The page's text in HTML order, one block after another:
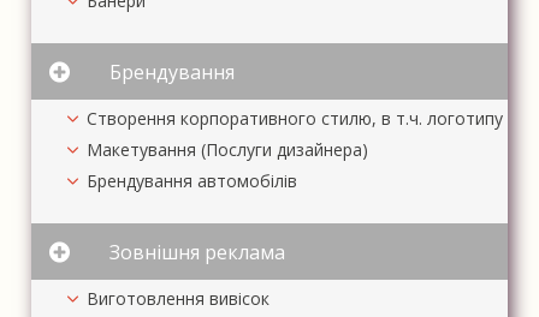
Брендування
Створення корпоративного стилю, в т.ч. логотипу
Макетування (Послуги дизайнера)
Брендування автомобілів
Зовнішня реклама
Виготовлення вивісок